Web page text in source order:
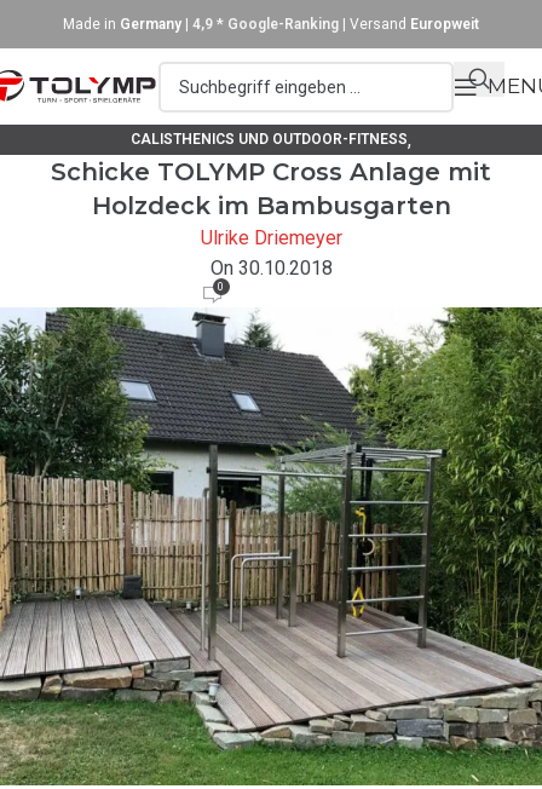
Made in Germany 4,9 * Google-Ranking | Versand Europweit
CALISTHENICS UND OUTDOOR-FITNESS,
KUNDENSTIMMEN EDELSTAHLPRODUKTE
Schicke TOLYMP Cross Anlage mit
Holzdeck im Bambusgarten
Ulrike Driemeyer
On 30.10.2018
0